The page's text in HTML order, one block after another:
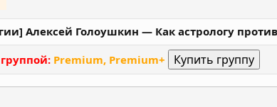
Алексей Голоушкин ― Как астрологу
Premium, Premium+